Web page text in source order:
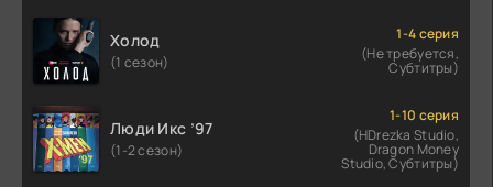
Холод
(1 сезон)
1-4 серия
(Не требуется,
Субтитры)
Люди Икс ’97
(1-2 сезон)
1-10 серия
(HDrezka Studio,
Dragon Money
Studio, Субтитры)